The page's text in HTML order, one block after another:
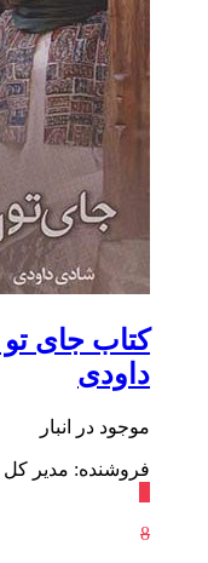
کتاب جای
داودی
موجود در انبار
فروشنده: مدیر کل
8